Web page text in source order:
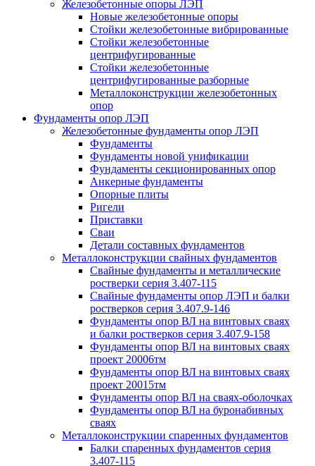
Железобетонные опоры ЛЭП
Новые железобетонные опоры
Стойки железобетонные вибрированные
Стойки железобетонные
центрифугированные
Стойки железобетонные
центрифугированные разборные
Металлоконструкции железобетонных
опор
Фундаменты опор ЛЭП
Железобетонные фундаменты опор ЛЭП
Фундаменты
Фундаменты новой унификации
Фундаменты секционированных опор
Анкерные фундаменты
Опорные плиты
Ригели
Приставки
Сваи
Детали составных фундаментов
Металлоконструкции свайных фундаментов
Свайные фундаменты и металлические
ростверки серия 3.407-115
Свайные фундаменты опор ЛЭП и балки
ростверков серия 3.407.9-146
Фундаменты опор ВЛ на винтовых сваях
и балки ростверков серия 3.407.9-158
Фундаменты опор ВЛ на винтовых сваях
проект 20006тм
Фундаменты опор ВЛ на винтовых сваях
проект 20015тм
Фундаменты опор ВЛ на сваях-оболочках
Фундаменты опор ВЛ на буронабивных
сваях
Металлоконструкции спаренных фундаментов
Балки спаренных фундаментов серия
3.407-115